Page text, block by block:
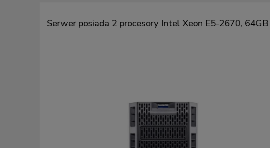
Serwer posiada 2 procesory Intel Xeon E5-2670,